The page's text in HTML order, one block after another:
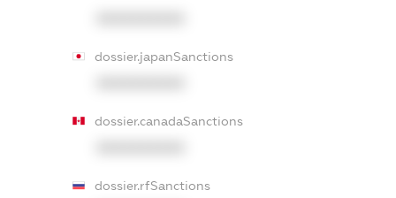
dossier.japanSanctions
dossier.canadaSanctions
dossier.rfSanctions